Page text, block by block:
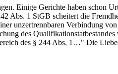
Einige Gerichte haben schon
Abs. 1 StGB scheitert die
unzertrennbaren Verbindung
des
des § 244 Abs. 1…" Die